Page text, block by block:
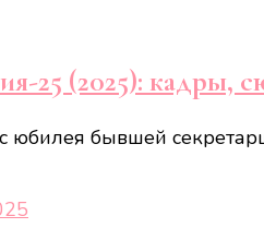
25 (2025): кадры,
юбилея бывшей